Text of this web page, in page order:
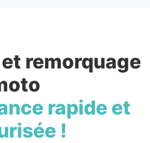
remorquage
rapide et
!